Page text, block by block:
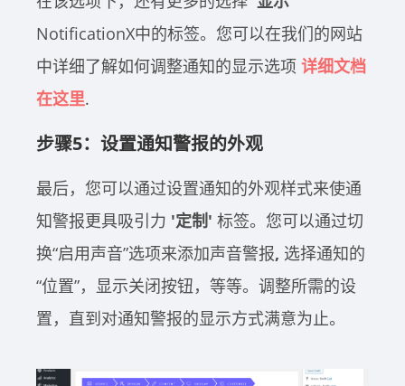
NotificationX中的标签。您可以在我们的网站
中详细了解如何调整通知的显示选项 详细文档
在这里.
步骤5：设置通知警报的外观
最后，您可以通过设置通知的外观样式来使通
知警报更具吸引力 '定制' 标签。您可以通过切
换“启用声音”选项来添加声音警报, 选择通知的
“位置”，显示关闭按钮，等等。调整所需的设
置，直到对通知警报的显示方式满意为止。